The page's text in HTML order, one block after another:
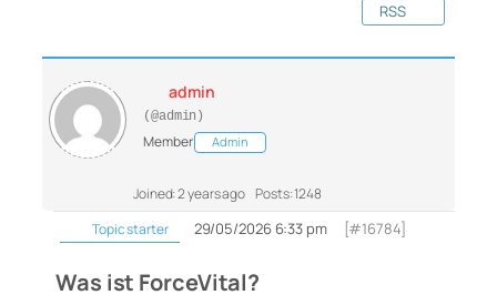
RSS
admin
(@admin)
Member Admin
Joined: 2 years ago Posts: 1248
Topic starter
29/05/2026 6:33 pm [#16784]
Was ist ForceVital?